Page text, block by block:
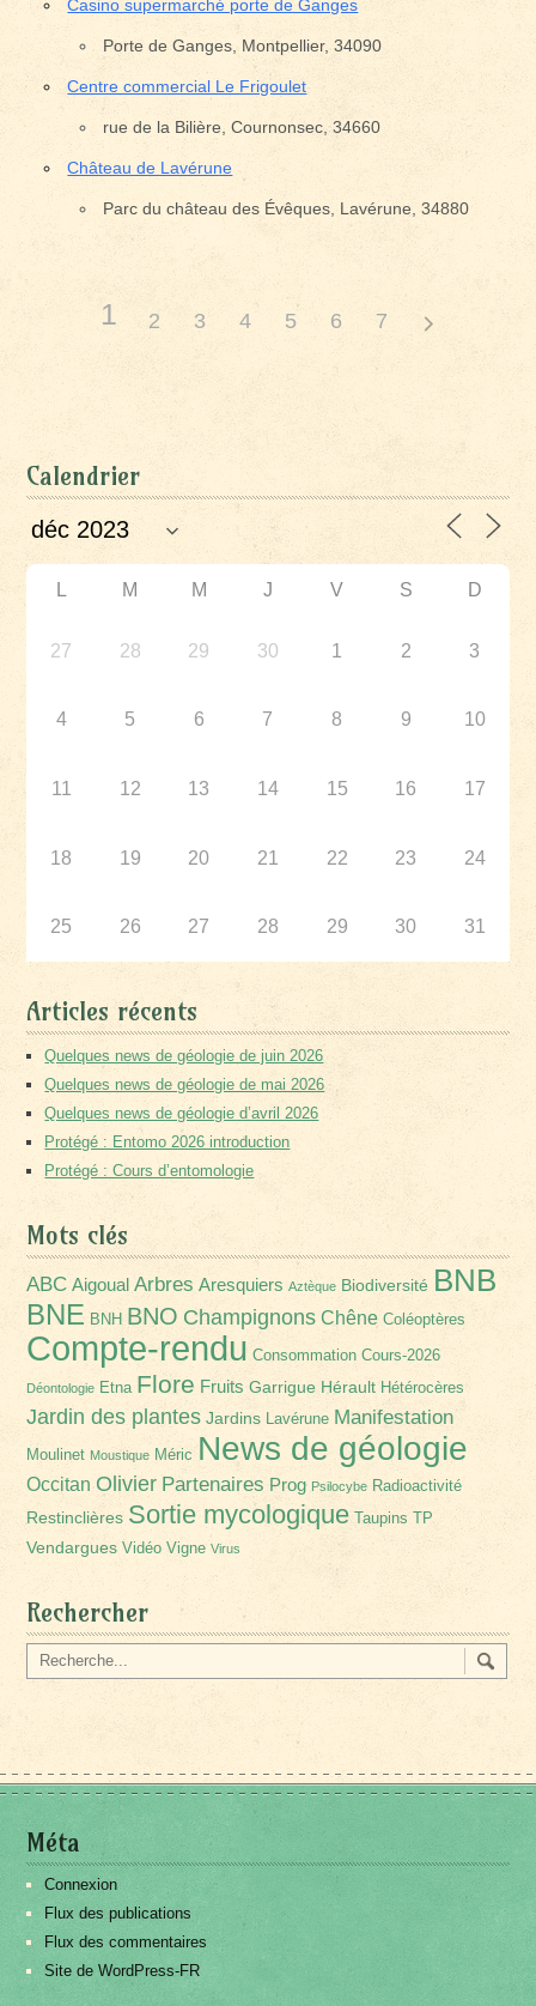
Casino supermarché porte de Ganges
Porte de Ganges, Montpellier, 34090
Centre commercial Le Frigoulet
rue de la Bilière, Cournonsec, 34660
Château de Lavérune
Parc du château des Évêques, Lavérune, 34880
1 2 3 4 5 6 7
Calendrier
L M M J V S D
27 28 29 30 1 2 3
4 5 6 7 8 9 10
11 12 13 14 15 16 17
18 19 20 21 22 23 24
25 26 27 28 29 30 31
Articles récents
Quelques news de géologie de juin 2026
Quelques news de géologie de mai 2026
Quelques news de géologie d’avril 2026
Protégé : Entomo 2026 introduction
Protégé : Cours d’entomologie
Mots clés
ABC Aigoual Arbres Aresquiers Aztèque Biodiversité BNB
BNE BNH BNO Champignons Chêne Coléoptères
Compte-rendu Consommation Cours-2026
Déontologie Etna Flore Fruits Garrigue Hérault Hétérocères
Jardin des plantes Jardins Lavérune Manifestation
Moulinet Moustique Méric News de géologie
Occitan Olivier Partenaires Prog Psilocybe Radioactivité
Restinclières Sortie mycologique Taupins TP
Vendargues Vidéo Vigne Virus
Rechercher
Méta
Connexion
Flux des publications
Flux des commentaires
Site de WordPress-FR